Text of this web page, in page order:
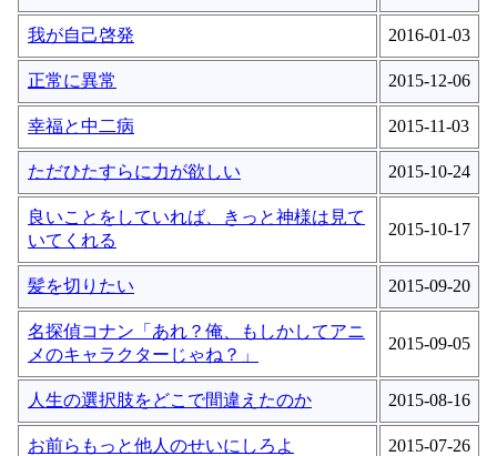
我が自己啓発 2016-01-03
正常に異常 2015-12-06
幸福と中二病 2015-11-03
ただひたすらに力が欲しい 2015-10-24
良いことをしていれば、きっと神様は見て
いてくれる
2015-10-17
髪を切りたい 2015-09-20
名探偵コナン「あれ？俺、もしかしてアニ
メのキャラクターじゃね？」
2015-09-05
人生の選択肢をどこで間違えたのか 2015-08-16
お前らもっと他人のせいにしろよ 2015-07-26